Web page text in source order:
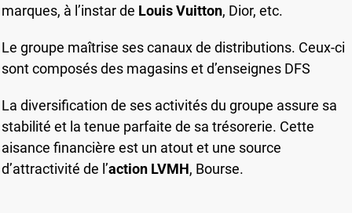
marques, à l’instar de Louis Vuitton, Dior, etc.
Le groupe maîtrise ses canaux de distributions. Ceux-ci
sont composés des magasins et d’enseignes DFS
La diversification de ses activités du groupe assure sa
stabilité et la tenue parfaite de sa trésorerie. Cette
aisance financière est un atout et une source
d’attractivité de l’action LVMH, Bourse.